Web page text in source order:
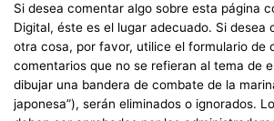
Si desea comentar algo sobre esta página
Digital, éste es el lugar adecuado. Si desea
otra cosa, por favor, utilice el formulario de
comentarios que no se refieran al tema de
dibujar una bandera de combate de la
japonesa”), serán eliminados o ignorados.